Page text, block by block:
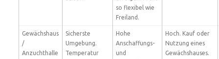
so flexibel wie
Freiland.
Gewächshaus
/
Anzuchthalle
Sicherste
Umgebung.
Temperatur
Hohe
Anschaffungs-
und
Hoch. Kauf oder
Nutzung eines
Gewächshauses.